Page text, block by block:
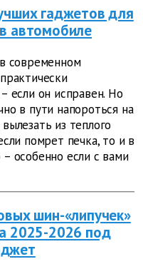
гаджетов для
автомобиле
современном
если он исправен. Но
в пути напороться на
из теплого
помрет печка, то и в
особенно если с вами
шин-«липучек»
2025-2026 под